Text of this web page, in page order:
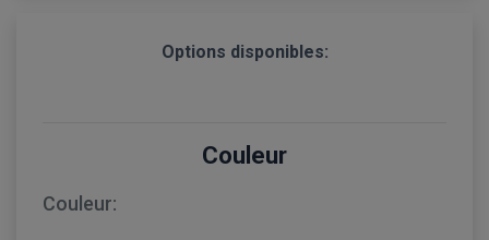
Options disponibles:
Couleur
Couleur: